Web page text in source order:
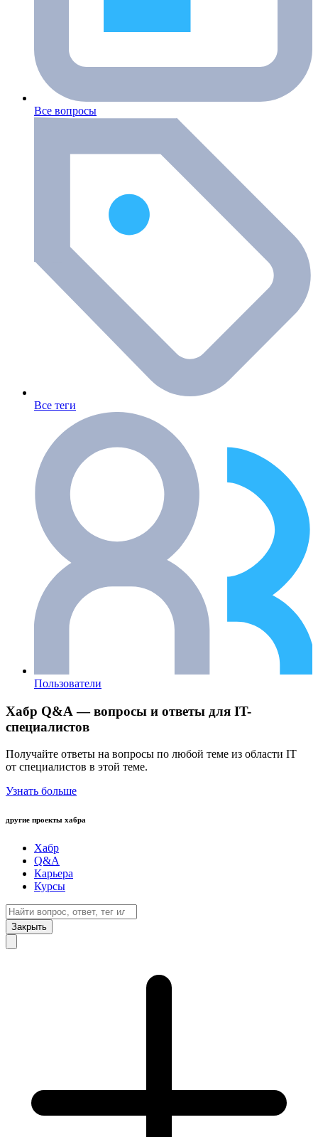
Все вопросы
Все теги
Пользователи
Хабр Q&A — вопросы и ответы для IT-
специалистов
Получайте ответы на вопросы по любой теме из области IT
от специалистов в этой теме.
Узнать больше
другие проекты хабра
Хабр
Q&A
Карьера
Курсы
Закрыть